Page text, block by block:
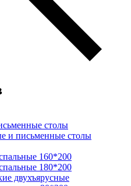
столы
и письменные столы
160*200
180*200
двухъярусные